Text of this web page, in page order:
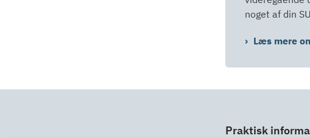
noget af din
Læs mere
Praktisk